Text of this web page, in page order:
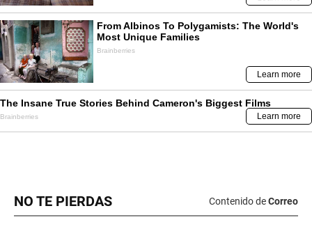
NO TE PIERDAS Contenido deCorreo